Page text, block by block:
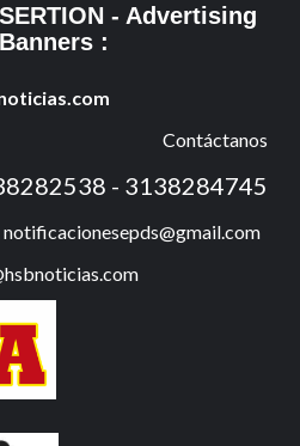
- Advertising
:
Contáctanos
- 3138284745
notificacionesepds@gmail.com